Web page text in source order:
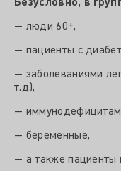
Безусловно, в
— люди 60+,
— пациенты с
— заболеваниями
т.д),
—
— беременные,
— а также пациенты